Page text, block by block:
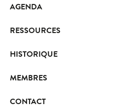
AGENDA
RESSOURCES
HISTORIQUE
MEMBRES
CONTACT